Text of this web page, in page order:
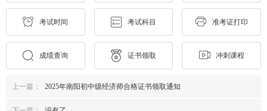
考试时间 考试科目 准考证打印
成绩查询 证书领取 冲刺课程
上一篇： 2025年南阳初中级经济师合格证书领取通知